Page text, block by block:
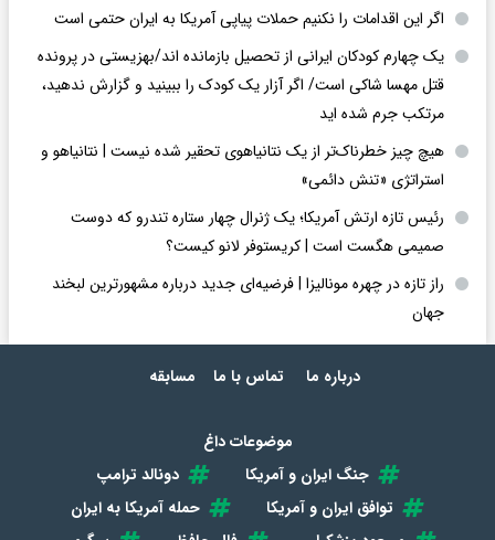
اگر این اقدامات را نکنیم حملات پیاپی آمریکا به ایران حتمی است
یک چهارم کودکان ایرانی از تحصیل بازمانده اند/بهزیستی در پرونده
قتل مهسا شاکی است/ اگر آزار یک کودک را ببینید و گزارش ندهید،
مرتکب جرم شده اید
هیچ چیز خطرناک‌تر از یک نتانیاهوی تحقیر شده نیست | نتانیاهو و
استراتژی «تنش دائمی»
رئیس تازه ارتش آمریکا؛ یک ژنرال چهار ستاره تندرو که دوست
صمیمی هگست است | کریستوفر لانو کیست؟
راز تازه در چهره مونالیزا | فرضیه‌ای جدید درباره مشهورترین لبخند
جهان
درباره ما تماس با ما مسابقه
موضوعات داغ
جنگ ایران و آمریکا
دونالد ترامپ
توافق ایران و آمریکا
حمله آمریکا به ایران